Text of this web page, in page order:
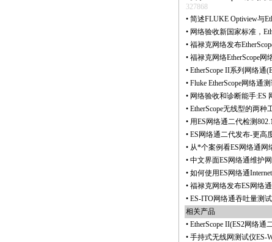
327868
• 简述FLUKE Optiview与
• 网络验收新国家标准，
• 福禄克网络发布
• 福禄克网络EtherScope网
• EtherScope II系列网络通
• Fluke EtherScope网络通
• 网络验收和诊断能手:ES
• EtherScope无线型的两
• 用ES网络通二代检测
• ES网络通二代发布-更高
• 从*个案例看ES网络通网
• 中文界面ES网络通维护
• 如何使用ES网络通
• 福禄克网络发布ES网络
• ES-ITO网络通吞吐量测
相关产品
• EtherScope II(ES2网络
• 手持式无线网测试仪ES-